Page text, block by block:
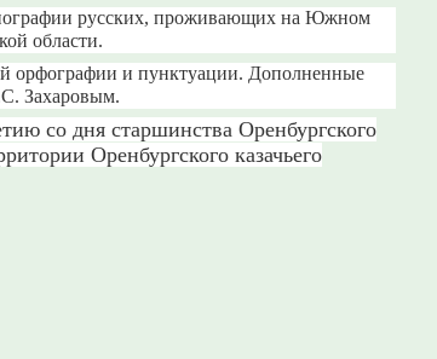
русских, проживающих на Южном
области.
орфографии и пунктуации. Дополненные
Захаровым.
со дня старшинства Оренбургского
Оренбургского казачьего